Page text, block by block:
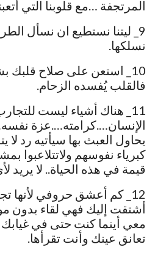
المرتجفة …مع قلوبنا التي
9_ ليتنا نستطيع ان نسأل
نسلكها.
10_ استعن على صلاح قلبك
فالقلب يُفسده الزحام.
11_ هناك أشياء ليست
الإنسان….كرامته….عزة
يحاول العبث بها سيأتيه رد لا
كبرياء نفوسهم ولاتتلاعبوا
قيمة في هذه الحياة.. لا يريد
12_ كم أعشق حروفي لأنها
أشتقت إليك فهي لقاء بدون
معي أينما كنت حتى في
تعانق عينك وأنت تقرأها.